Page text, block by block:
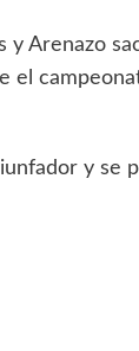
Arenazo
el
y se